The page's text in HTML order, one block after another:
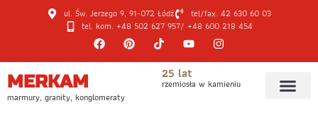
ul. Św. Jerzego 9, 91-072 Łódź
tel/fax. 42 630 60 03
tel. kom. +48 502 627 957/ +48 600 218 454
MERKAM
marmury, granity, konglomeraty
25 lat
rzemiosła w kamieniu